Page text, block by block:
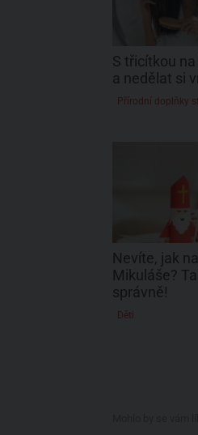
S třicítkou
a nedělat si
Přírodní doplňky
Nevíte, jak
Mikuláše?
správně!
Děti